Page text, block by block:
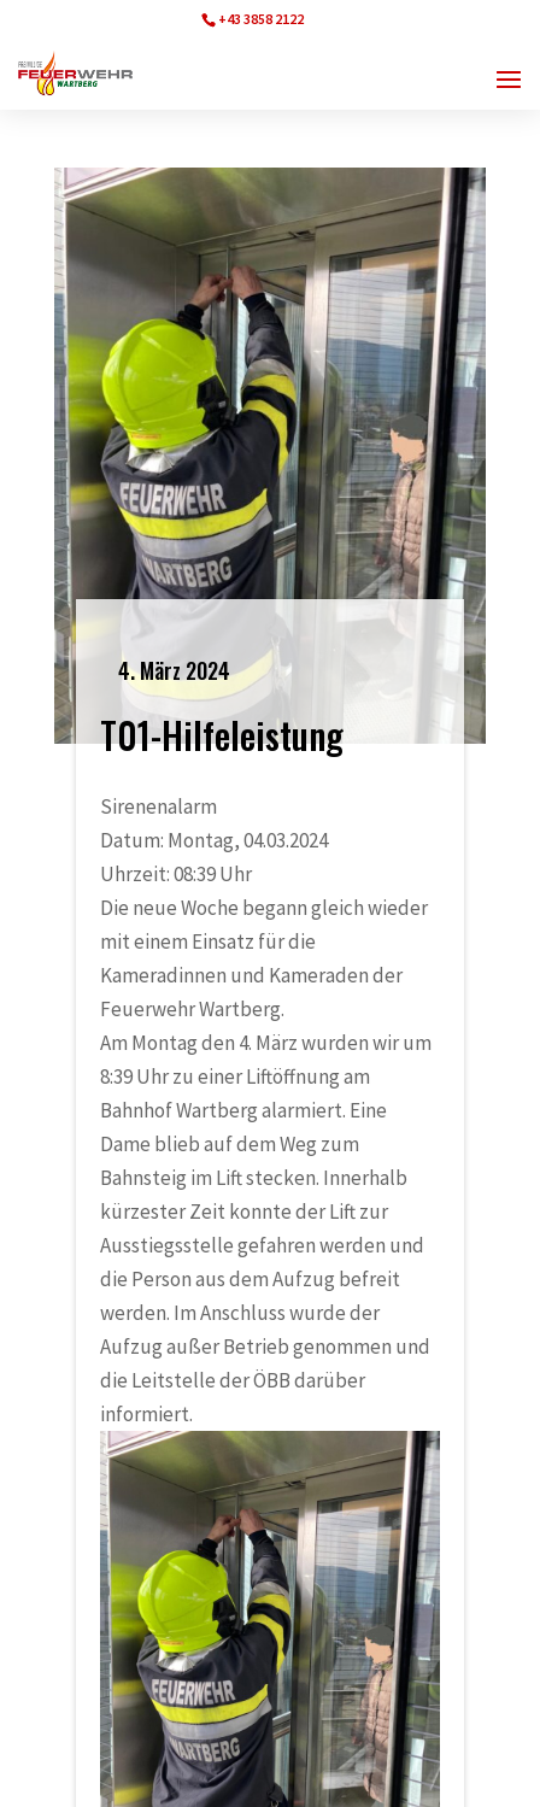
+43 3858 2122
4. März 2024
T01-Hilfeleistung
Sirenenalarm
Datum: Montag, 04.03.2024
Uhrzeit: 08:39 Uhr
Die neue Woche begann gleich wieder
mit einem Einsatz für die
Kameradinnen und Kameraden der
Feuerwehr Wartberg.
Am Montag den 4. März wurden wir um
8:39 Uhr zu einer Liftöffnung am
Bahnhof Wartberg alarmiert. Eine
Dame blieb auf dem Weg zum
Bahnsteig im Lift stecken. Innerhalb
kürzester Zeit konnte der Lift zur
Ausstiegsstelle gefahren werden und
die Person aus dem Aufzug befreit
werden. Im Anschluss wurde der
Aufzug außer Betrieb genommen und
die Leitstelle der ÖBB darüber
informiert.